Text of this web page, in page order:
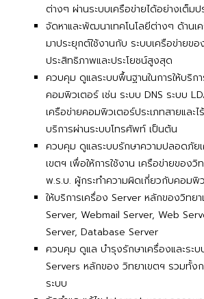
ต่างๆ ผ่านระบบเครือข่ายได้อย่างเต็ม
จัดหาและพัฒนาเทคโนโลยีต่างๆ ด้านเ
มาประยุกต์ใช้งานกับ ระบบเครือข่ายขอ
ประสิทธิภาพและประโยชน์สูงสุด
ควบคุม ดูแลระบบพื้นฐานในการให้บริก
คอมพิวเตอร์ เช่น ระบบ DNS ระบบ
เครือข่ายคอมพิวเตอร์ประเภทสายและ
บริการผ่านระบบโทรศัพท์ เป็นต้น
ควบคุม ดูแลระบบรักษาความปลอดภัย
เขตฯ เพื่อให้การใช้งาน เครือข่ายของวิ
พ.ร.บ. ผู้กระทำความผิดเกี่ยวกับคอมพิ
ให้บริการเครื่อง Server หลักของวิทย
Server, Webmail Server, Web
Server, Database Server
ควบคุม ดูแล บำรุงรักษาเครื่องและระ
Servers หลักของ วิทยาเขตฯ รวมทั้ง
ระบบ